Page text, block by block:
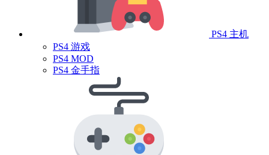
PS4 主机
PS4 游戏
PS4 MOD
PS4 金手指